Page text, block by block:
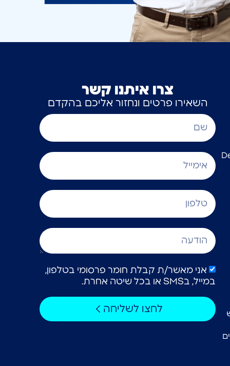
צרו איתנו קשר
השאירו פרטים ונחזור אליכם בהקדם
אני מאשר/ת קבלת חומר פרסומי בטלפון,
במייל, בSMS או בכל שיטה אחרת.
לחצו לשליחה